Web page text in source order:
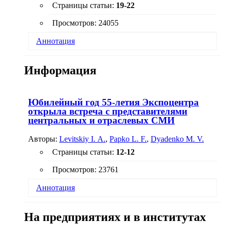
Страницы статьи: 19-22
Просмотров: 24055
Аннотация
соосаждения никеля и алюминия из нитратных
растворов анионитом АВ-17-8 в ОН-форме с
исследован методами термографического и
рентгенографического анализов, а также
спектрофотометрией (ИК- и диффузного
микроскопии размер частиц пигмента составил
0,3 мкм.
Информация
Юбилейный год 55-летия Экспоцентра
открыла встреча с представителями
центральных и отраслевых СМИ
Авторы: Levitskiy I. A., Papko L. F., Dyadenko M. V.
Страницы статьи: 12-12
Просмотров: 23761
Аннотация
На предприятиях и в институтах